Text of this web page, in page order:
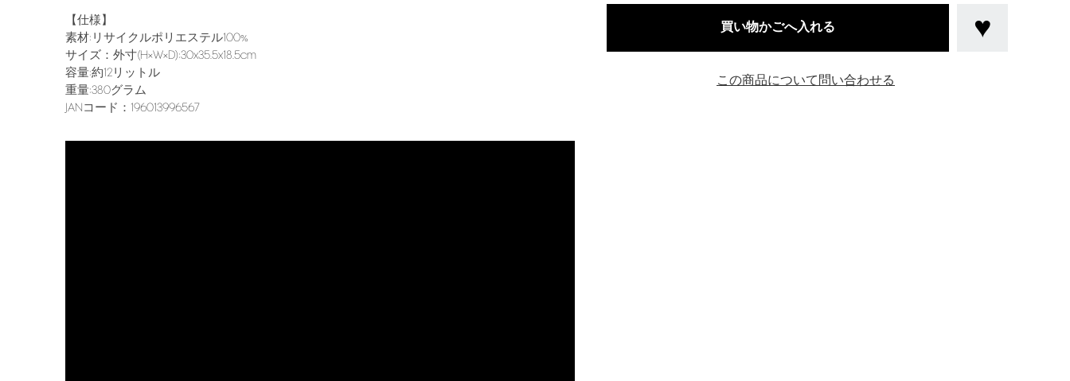
【仕様】
素材:リサイクルポリエステル100%
サイズ：外寸(H×W×D):30x35.5x18.5cm
容量:約12リットル
重量:380グラム
JANコード：196013996567
買い物かごへ入れる
この商品について問い合わせる